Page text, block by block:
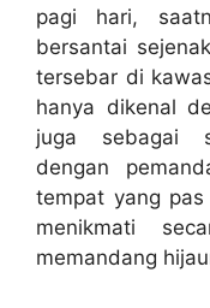
pagi hari,
bersantai
tersebar di
hanya dikenal
juga sebagai
dengan
tempat yang
menikmati
memandang